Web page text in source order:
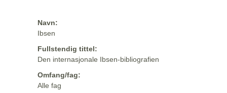
Navn:
Ibsen
Fullstendig tittel:
Den internasjonale Ibsen-bibliografien
Omfang/fag:
Alle fag